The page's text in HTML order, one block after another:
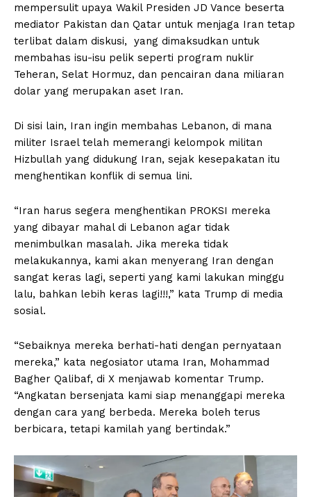
mempersulit upaya Wakil Presiden JD Vance beserta
mediator Pakistan dan Qatar untuk menjaga Iran tetap
terlibat dalam diskusi, yang dimaksudkan untuk
membahas isu-isu pelik seperti program nuklir
Teheran, Selat Hormuz, dan pencairan dana miliaran
dolar yang merupakan aset Iran.
Di sisi lain, Iran ingin membahas Lebanon, di mana
militer Israel telah memerangi kelompok militan
Hizbullah yang didukung Iran, sejak kesepakatan itu
menghentikan konflik di semua lini.
“Iran harus segera menghentikan PROKSI mereka
yang dibayar mahal di Lebanon agar tidak
menimbulkan masalah. Jika mereka tidak
melakukannya, kami akan menyerang Iran dengan
sangat keras lagi, seperti yang kami lakukan minggu
lalu, bahkan lebih keras lagi!!!,” kata Trump di media
sosial.
“Sebaiknya mereka berhati-hati dengan pernyataan
mereka,” kata negosiator utama Iran, Mohammad
Bagher Qalibaf, di X menjawab komentar Trump.
“Angkatan bersenjata kami siap menanggapi mereka
dengan cara yang berbeda. Mereka boleh terus
berbicara, tetapi kamilah yang bertindak.”